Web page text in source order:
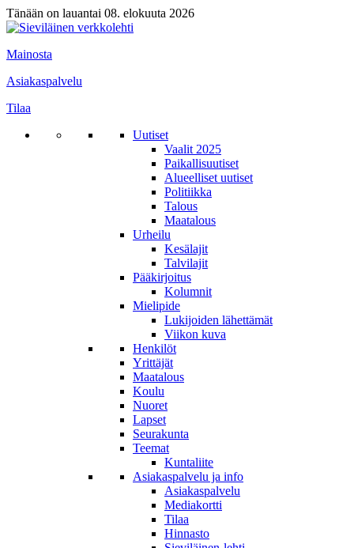
Tänään on lauantai 08. elokuuta 2026
Mainosta
Asiakaspalvelu
Tilaa
Uutiset
Vaalit 2025
Paikallisuutiset
Alueelliset uutiset
Politiikka
Talous
Maatalous
Urheilu
Kesälajit
Talvilajit
Pääkirjoitus
Kolumnit
Mielipide
Lukijoiden lähettämät
Viikon kuva
Henkilöt
Yrittäjät
Maatalous
Koulu
Nuoret
Lapset
Seurakunta
Teemat
Kuntaliite
Asiakaspalvelu ja info
Asiakaspalvelu
Mediakortti
Tilaa
Hinnasto